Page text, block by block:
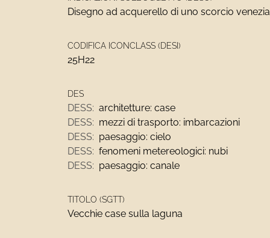
Disegno ad acquerello di uno scorcio
CODIFICA ICONCLASS (DESI)
25H22
DES
DESS: architetture: case
DESS: mezzi di trasporto: imbarcazioni
DESS: paesaggio: cielo
DESS: fenomeni metereologici: nubi
DESS: paesaggio: canale
TITOLO (SGTT)
Vecchie case sulla laguna